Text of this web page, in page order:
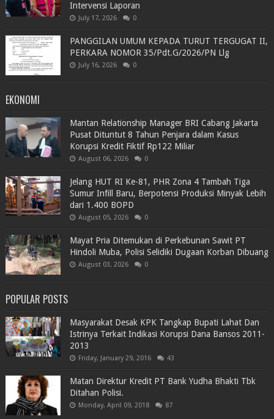
Intervensi Laporan
July 17, 2026 0
PANGGILAN UMUM KEPADA TURUT TERGUGAT II,
PERKARA NOMOR 35/Pdt.G/2026/PN Llg
July 16, 2026 0
EKONOMI
Mantan Relationship Manager BRI Cabang Jakarta
Pusat Dituntut 8 Tahun Penjara dalam Kasus
Korupsi Kredit Fiktif Rp122 Miliar
August 06, 2026 0
Jelang HUT RI Ke-81, PHR Zona 4 Tambah Tiga
Sumur Infill Baru, Berpotensi Produksi Minyak Lebih
dari 1.400 BOPD
August 05, 2026 0
Mayat Pria Ditemukan di Perkebunan Sawit PT
Hindoli Muba, Polisi Selidiki Dugaan Korban Dibuang
August 03, 2026 0
POPULAR POSTS
Masyarakat Desak KPK Tangkap Bupati Lahat Dan
Istrinya Terkait Indikasi Korupsi Dana Bansos 2011-
2013
Friday, January 29, 2016 43
Matan Direktur Kredit PT Bank Yudha Bhakti Tbk
Ditahan Polisi.
Monday, April 09, 2018 87